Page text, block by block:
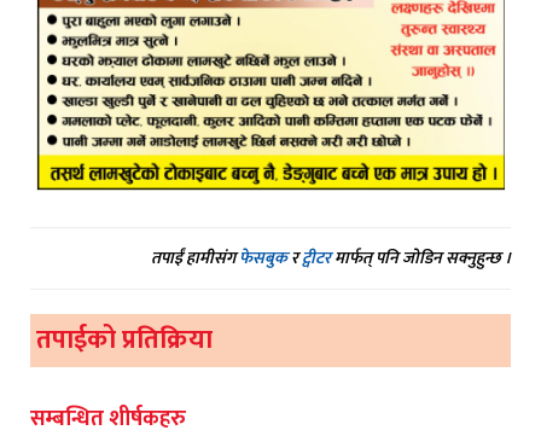
तपाईं हामीसंगफेसबुकरट्वीटरमार्फत् पनि जोडिन सक्नुहुन्छ ।
तपाईको प्रतिक्रिया
सम्बन्धित शीर्षकहरु